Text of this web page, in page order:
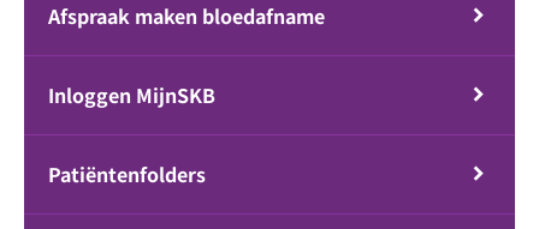
Afspraak maken bloedafname
Inloggen MijnSKB
Patiëntenfolders